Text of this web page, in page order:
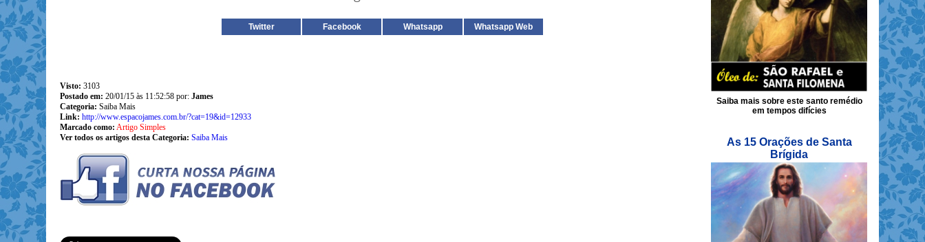
Twitter Facebook Whatsapp Whatsapp Web
Visto: 3103
Postado em: 20/01/15 às 11:52:58 por: James
Categoria: Saiba Mais
Link: http://www.espacojames.com.br/?cat=19&id=12933
Marcado como: Artigo Simples
Ver todos os artigos desta Categoria: Saiba Mais
Saiba mais sobre este santo remédio
em tempos difícies
As 15 Orações de Santa
Brígida